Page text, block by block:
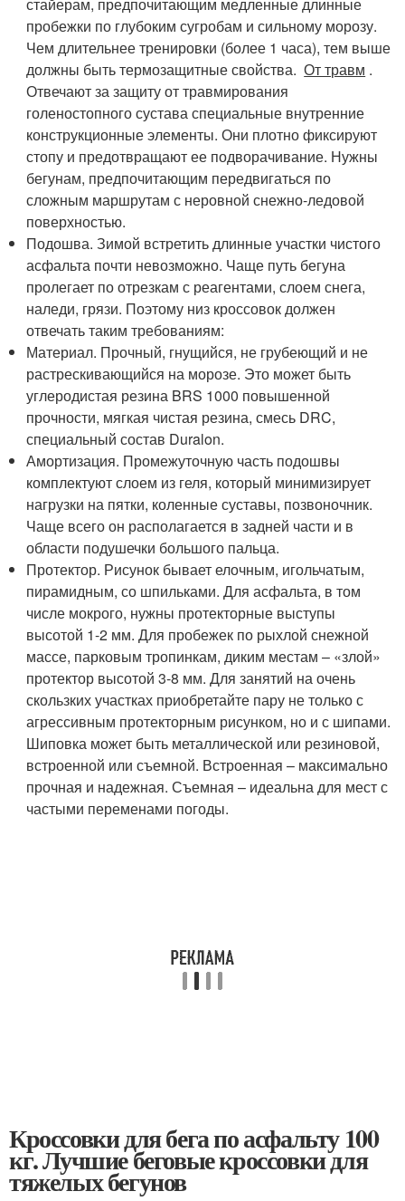
пробежки по глубоким сугробам и сильному морозу.
Чем длительнее тренировки (более 1 часа), тем выше
должны быть термозащитные свойства.От травм .
Отвечают за защиту от травмирования
голеностопного сустава специальные внутренние
конструкционные элементы. Они плотно фиксируют
стопу и предотвращают ее подворачивание. Нужны
бегунам, предпочитающим передвигаться по
сложным маршрутам с неровной снежно-ледовой
поверхностью.
Подошва. Зимой встретить длинные участки чистого
асфальта почти невозможно. Чаще путь бегуна
пролегает по отрезкам с реагентами, слоем снега,
наледи, грязи. Поэтому низ кроссовок должен
отвечать таким требованиям:
Материал. Прочный, гнущийся, не грубеющий и не
растрескивающийся на морозе. Это может быть
углеродистая резина BRS 1000 повышенной
прочности, мягкая чистая резина, смесь DRC,
специальный состав Duralon.
Амортизация. Промежуточную часть подошвы
комплектуют слоем из геля, который минимизирует
нагрузки на пятки, коленные суставы, позвоночник.
Чаще всего он располагается в задней части и в
области подушечки большого пальца.
Протектор. Рисунок бывает елочным, игольчатым,
пирамидным, со шпильками. Для асфальта, в том
числе мокрого, нужны протекторные выступы
высотой 1-2 мм. Для пробежек по рыхлой снежной
массе, парковым тропинкам, диким местам – «злой»
протектор высотой 3-8 мм. Для занятий на очень
скользких участках приобретайте пару не только с
агрессивным протекторным рисунком, но и с шипами.
Шиповка может быть металлической или резиновой,
встроенной или съемной. Встроенная – максимально
прочная и надежная. Съемная – идеальна для мест с
частыми переменами погоды.
Кроссовки для бега по асфальту 100
кг. Лучшие беговые кроссовки для
тяжелых бегунов